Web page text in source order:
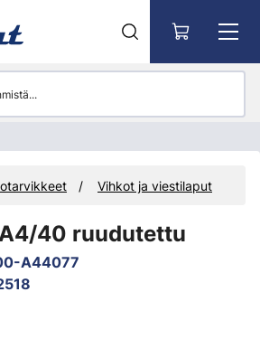
Vihkot ja viestilaput
40 ruudutettu
A44077